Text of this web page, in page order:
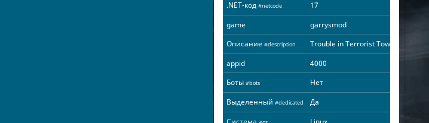
.NET-код #netcode
17
game
garrysmod
Описание #description
Trouble in Terrorist Town
appid
4000
Боты #bots
Нет
Выделенный #dedicated
Да